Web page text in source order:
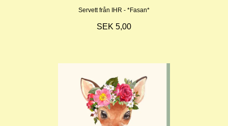
Servett från IHR - *Fasan*
SEK 5,00